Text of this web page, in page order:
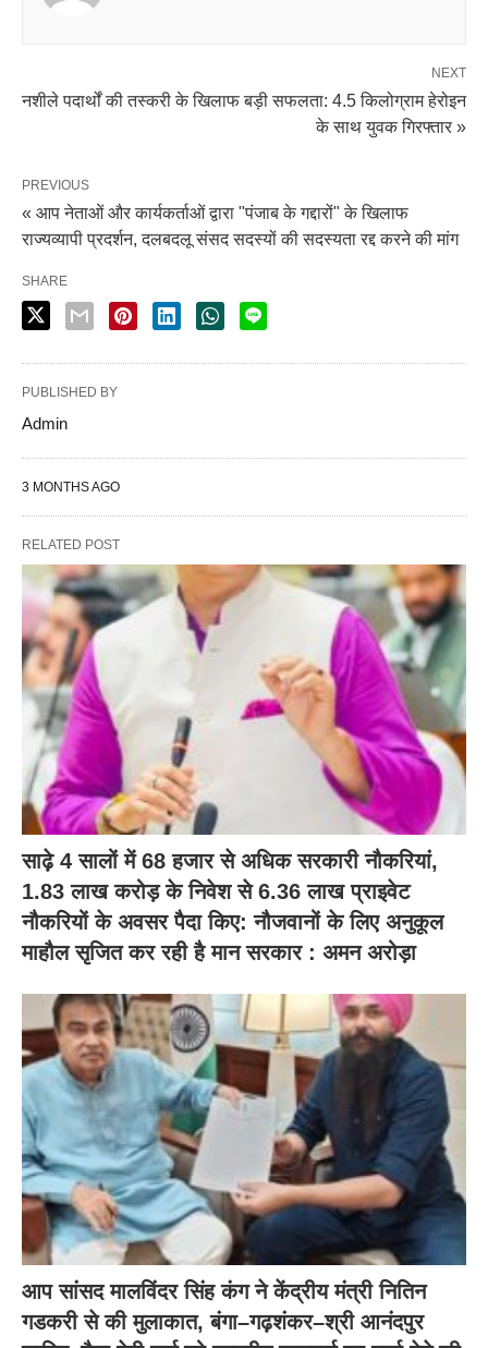
NEXT
नशीले पदार्थों की तस्करी के खिलाफ बड़ी सफलता: 4.5 किलोग्राम हेरोइन
के साथ युवक गिरफ्तार »
PREVIOUS
« आप नेताओं और कार्यकर्ताओं द्वारा "पंजाब के गद्दारों" के खिलाफ
राज्यव्यापी प्रदर्शन, दलबदलू संसद सदस्यों की सदस्यता रद्द करने की मांग
SHARE
PUBLISHED BY
Admin
3 MONTHS AGO
RELATED POST
साढ़े 4 सालों में 68 हजार से अधिक सरकारी नौकरियां,
1.83 लाख करोड़ के निवेश से 6.36 लाख प्राइवेट
नौकरियों के अवसर पैदा किए: नौजवानों के लिए अनुकूल
माहौल सृजित कर रही है मान सरकार : अमन अरोड़ा
आप सांसद मालविंदर सिंह कंग ने केंद्रीय मंत्री नितिन
गडकरी से की मुलाकात, बंगा–गढ़शंकर–श्री आनंदपुर